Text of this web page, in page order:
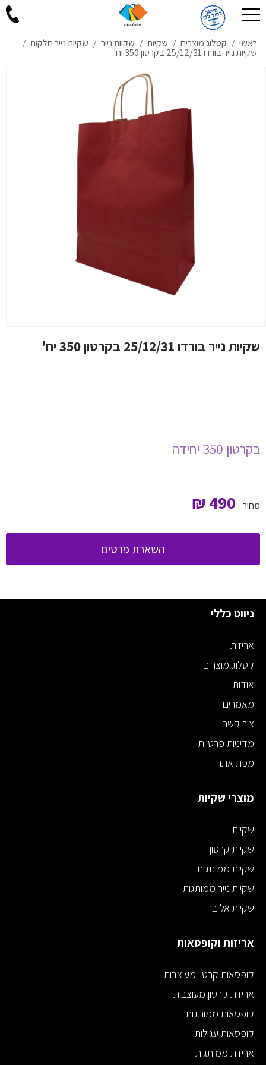
ראשי / קטלוג מוצרים / שקיות / שקיות נייר / שקיות נייר חלקות /
שקיות נייר בורדו 25/12/31 בקרטון 350 יח'
שקיות נייר בורדו 25/12/31 בקרטון 350 יח'
בקרטון 350 יחידה
מחיר: 490
₪
השארת פרטים
ניווט כללי
אריזות
קטלוג מוצרים
אודות
מאמרים
צור קשר
מדיניות פרטיות
מפת אתר
מוצרי שקיות
שקיות
שקיות קרטון
שקיות ממותגות
שקיות נייר ממותגות
שקיות אל בד
אריזות וקופסאות
קופסאות קרטון מעוצבות
אריזות קרטון מעוצבות
קופסאות ממותגות
קופסאות עגולות
אריזות ממותגות